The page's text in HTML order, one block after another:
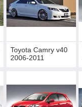
Toyota Camry v40
2006-2011